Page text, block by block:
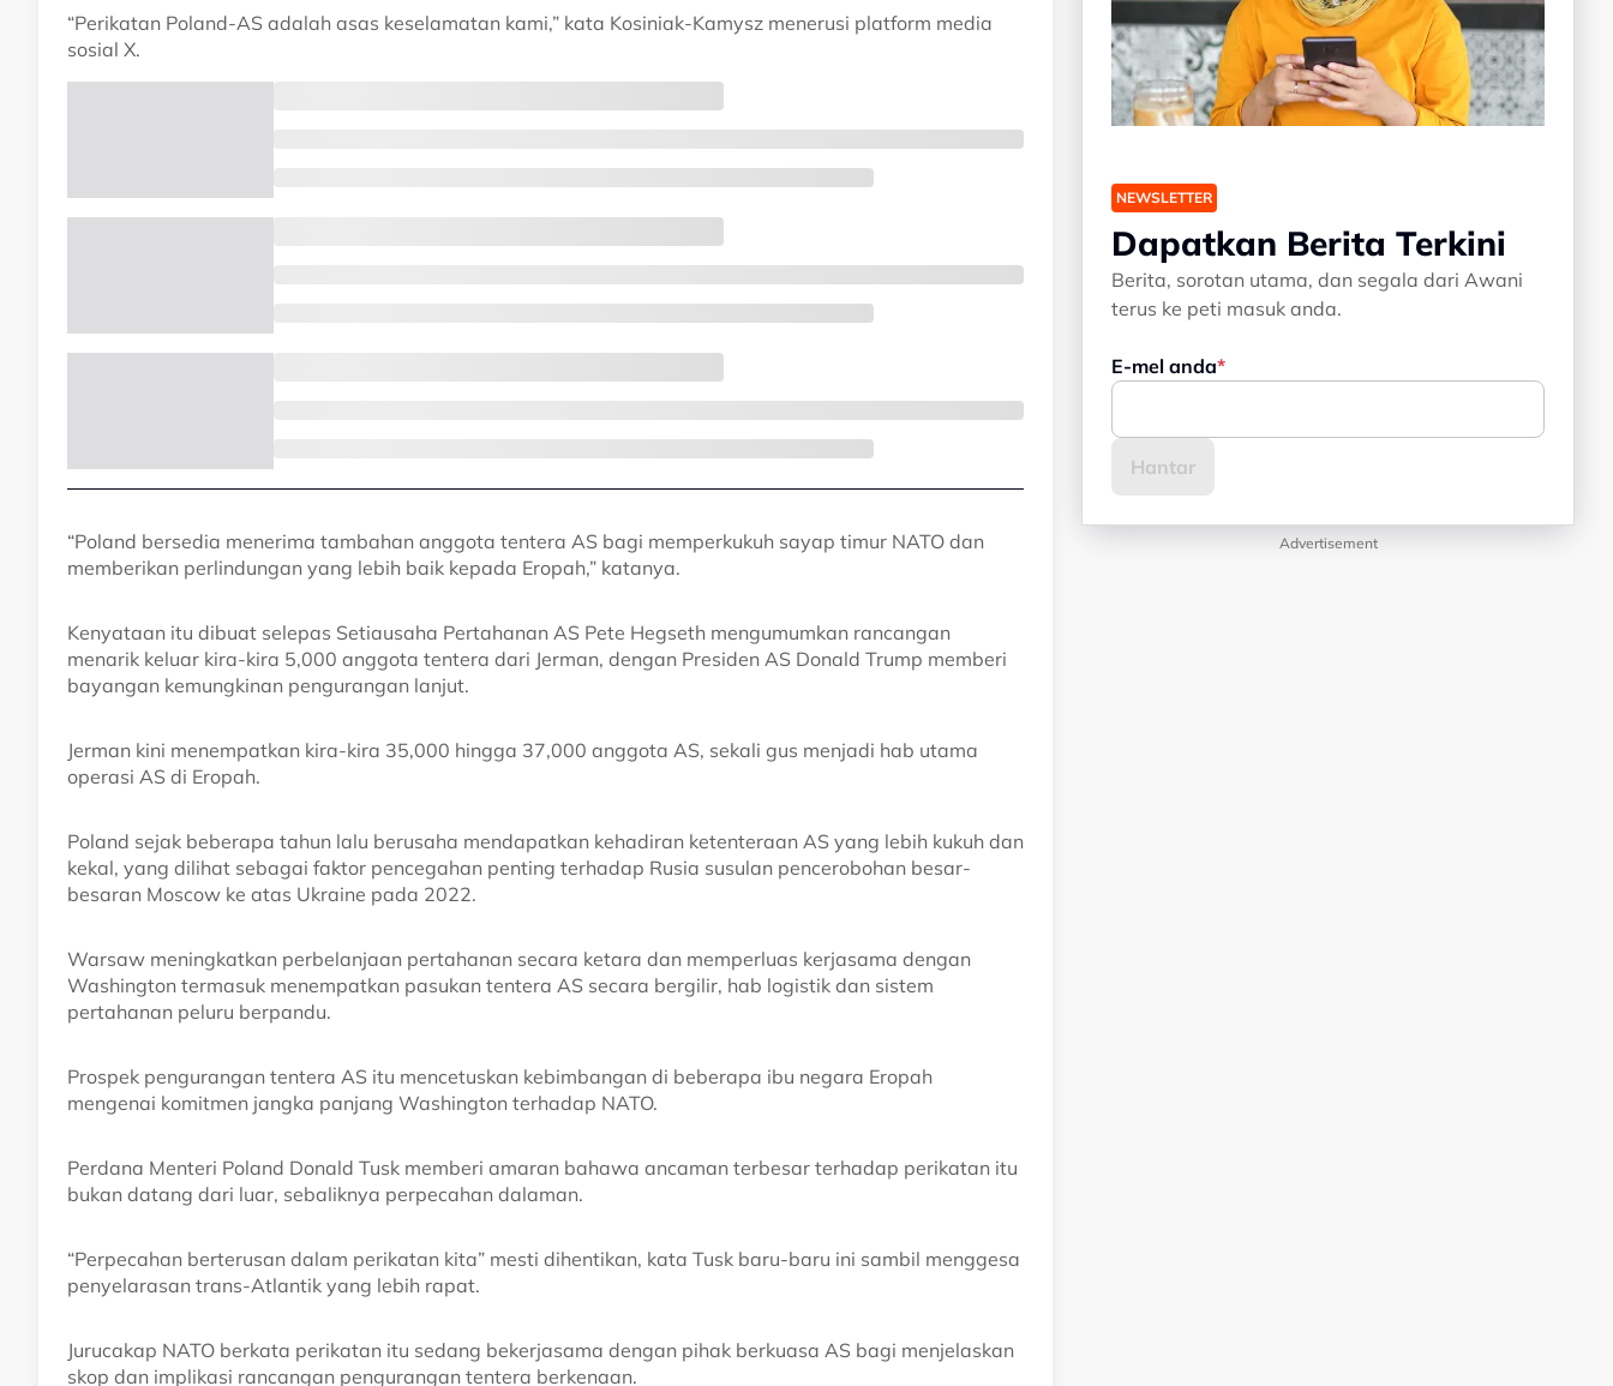
“Perikatan Poland-AS adalah asas keselamatan kami,” kata Kosiniak-Kamysz menerusi platform media
sosial X.
“Poland bersedia menerima tambahan anggota tentera AS bagi memperkukuh sayap timur NATO dan
memberikan perlindungan yang lebih baik kepada Eropah,” katanya.
Kenyataan itu dibuat selepas Setiausaha Pertahanan AS Pete Hegseth mengumumkan rancangan
menarik keluar kira-kira 5,000 anggota tentera dari Jerman, dengan Presiden AS Donald Trump memberi
bayangan kemungkinan pengurangan lanjut.
Jerman kini menempatkan kira-kira 35,000 hingga 37,000 anggota AS, sekali gus menjadi hab utama
operasi AS di Eropah.
Poland sejak beberapa tahun lalu berusaha mendapatkan kehadiran ketenteraan AS yang lebih kukuh dan
kekal, yang dilihat sebagai faktor pencegahan penting terhadap Rusia susulan pencerobohan besar-
besaran Moscow ke atas Ukraine pada 2022.
Warsaw meningkatkan perbelanjaan pertahanan secara ketara dan memperluas kerjasama dengan
Washington termasuk menempatkan pasukan tentera AS secara bergilir, hab logistik dan sistem
pertahanan peluru berpandu.
Prospek pengurangan tentera AS itu mencetuskan kebimbangan di beberapa ibu negara Eropah
mengenai komitmen jangka panjang Washington terhadap NATO.
Perdana Menteri Poland Donald Tusk memberi amaran bahawa ancaman terbesar terhadap perikatan itu
bukan datang dari luar, sebaliknya perpecahan dalaman.
“Perpecahan berterusan dalam perikatan kita” mesti dihentikan, kata Tusk baru-baru ini sambil menggesa
penyelarasan trans-Atlantik yang lebih rapat.
Jurucakap NATO berkata perikatan itu sedang bekerjasama dengan pihak berkuasa AS bagi menjelaskan
skop dan implikasi rancangan pengurangan tentera berkenaan.
NEWSLETTER
Dapatkan Berita Terkini
Berita, sorotan utama, dan segala dari Awani
terus ke peti masuk anda.
E-mel anda
Advertisement